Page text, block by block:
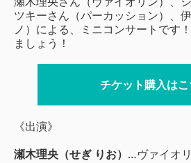
ツキーさん（パーカッション）、
ノ）による、ミニコンサートです
ましょう！
チケット購入はこ
《出演》
瀬木理央（せぎ りお） …ヴァイオ